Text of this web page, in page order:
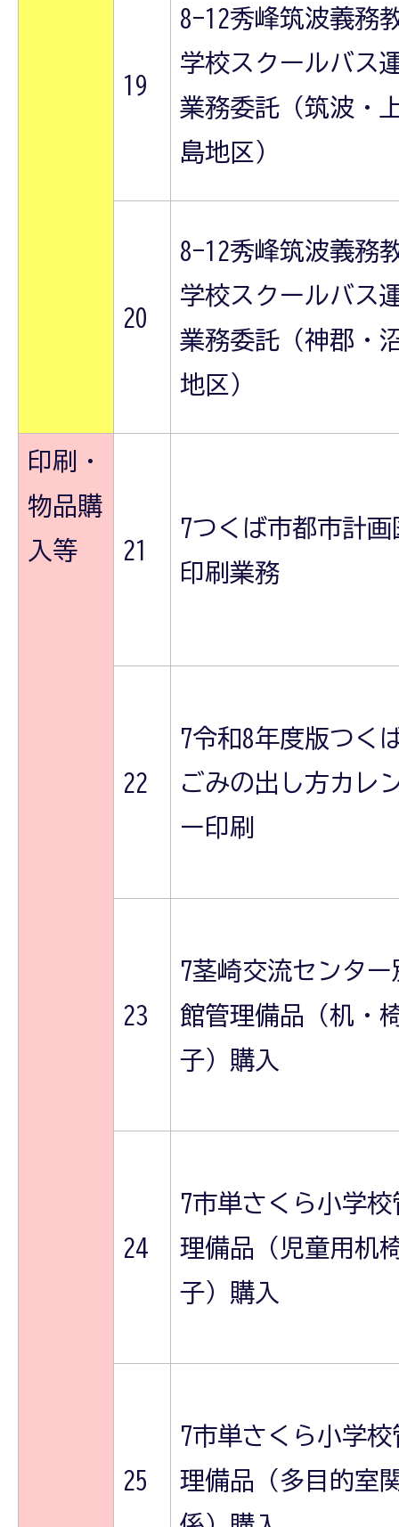
19
8-12秀峰筑波義務
学校スクールバス
業務委託（筑波・
島地区）
20
8-12秀峰筑波義務
学校スクールバス
業務委託（神郡・
地区）
印刷・
物品購
入等
21
7つくば市都市計画
印刷業務
22
7令和8年度版つく
ごみの出し方カレ
ー印刷
23
7茎崎交流センター
館管理備品（机・
子）購入
24
7市単さくら小学校
理備品（児童用机
子）購入
25
7市単さくら小学校
理備品（多目的室